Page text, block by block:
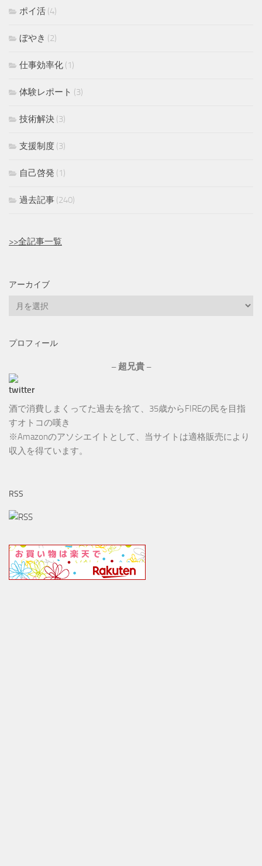
ポイ活 (4)
ぼやき (2)
仕事効率化 (1)
体験レポート (3)
技術解決 (3)
支援制度 (3)
自己啓発 (1)
過去記事 (240)
>>全記事一覧
アーカイブ
イ
プロフィール
– 超兄貴 –
酒で消費しまくってた過去を捨て、35歳からFIREの民を目指
すオトコの嘆き
※Amazonのアソシエイトとして、当サイトは適格販売により
収入を得ています。
RSS